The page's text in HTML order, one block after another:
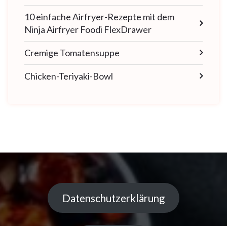
10 einfache Airfryer-Rezepte mit dem
Ninja Airfryer Foodi FlexDrawer
Cremige Tomatensuppe
Chicken-Teriyaki-Bowl
Datenschutzerklärung